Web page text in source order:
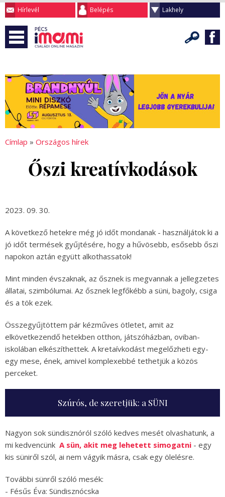
Hírlevél Belépés Lakhely
Címlap » Országos hírek
Őszi kreatívkodások
2023. 09. 30.
A következő hetekre még jó időt mondanak - használjátok ki a
jó időt termések gyűjtésére, hogy a hűvösebb, esősebb őszi
napokon aztán együtt alkothassatok!
Mint minden évszaknak, az ősznek is megvannak a jellegzetes
állatai, szimbólumai. Az ősznek legfőkébb a süni, bagoly, csiga
és a tök ezek.
Összegyűjtöttem pár kézműves ötletet, amit az
elkövetkezendő hetekben otthon, játszóházban, oviban-
iskolában elkészíthettek. A kretaívkodást megelőzheti egy-
egy mese, ének, amivel komplexebbé tethetjük a közös
perceket.
Szúrós, de szeretjük: a SÜNI
Nagyon sok sündisznóról szóló kedves mesét olvashatunk, a
mi kedvencünk A sün, akit meg lehetett simogatni - egy
kis süniről szól, ai nem vágyik másra, csak egy ölelésre.
További sünről szóló mesék:
- Fésűs Éva: Sündisznócska